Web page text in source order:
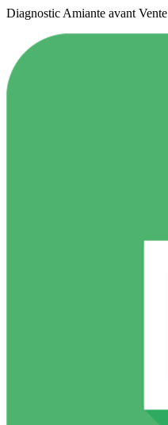
Diagnostic Amiante avant Vente